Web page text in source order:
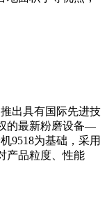
出具有国际先进技
的最新粉磨设备—
9518为基础，采用
产品粒度、性能